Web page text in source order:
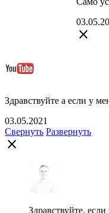
close
Здравствуйте а если у
03.05.2021
Свернуть Развернуть
close
Здравствуйте,